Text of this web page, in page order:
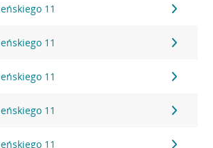
11
11
11
11
11